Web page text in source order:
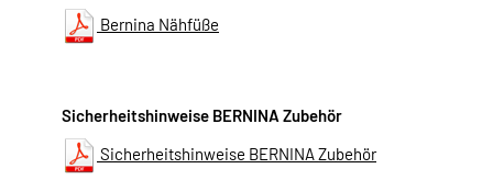
Bernina Nähfüße
Sicherheitshinweise BERNINA Zubehör
Sicherheitshinweise BERNINA Zubehör